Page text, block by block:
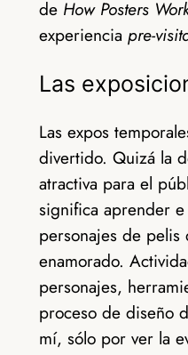
de How Posters
experiencia pre-
Las
Las expos
divertido. Quizá la
atractiva para el
significa aprender
personajes de pelis
enamorado.
personajes,
proceso de diseño
mí, sólo por ver la